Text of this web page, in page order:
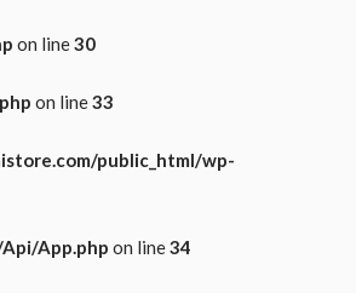
on line30
on line33
public_html/wp-
App.php on line34